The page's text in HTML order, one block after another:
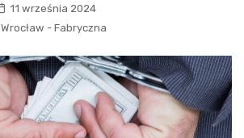
11 września 2024
Wrocław - Fabryczna